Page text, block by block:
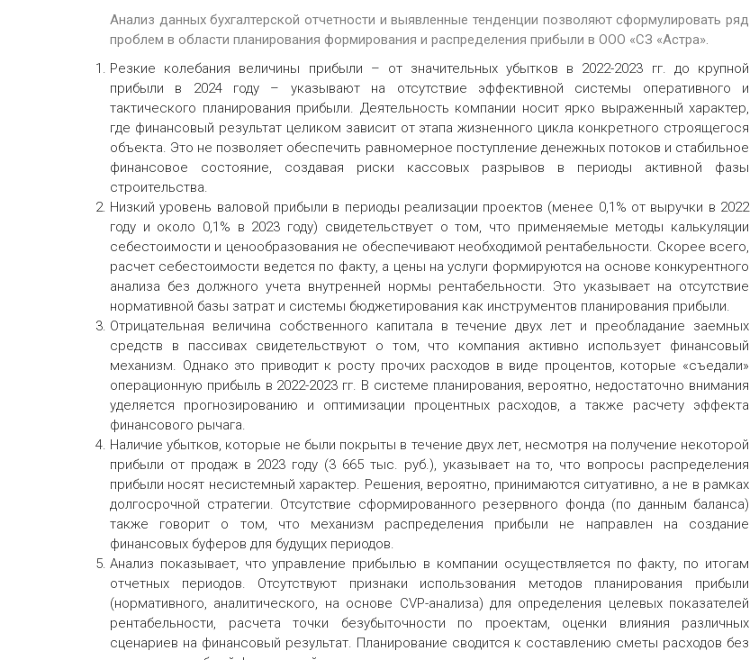
Анализ данных бухгалтерской отчетности и выявленные тенденции позволяют сформулировать ряд
проблем в области планирования формирования и распределения прибыли в ООО «СЗ «Астра».
Резкие колебания величины прибыли – от значительных убытков в 2022-2023 гг. до крупной
прибыли в 2024 году – указывают на отсутствие эффективной системы оперативного и
тактического планирования прибыли. Деятельность компании носит ярко выраженный характер,
где финансовый результат целиком зависит от этапа жизненного цикла конкретного строящегося
объекта. Это не позволяет обеспечить равномерное поступление денежных потоков и стабильное
финансовое состояние, создавая риски кассовых разрывов в периоды активной фазы
строительства.
Низкий уровень валовой прибыли в периоды реализации проектов (менее 0,1% от выручки в 2022
году и около 0,1% в 2023 году) свидетельствует о том, что применяемые методы калькуляции
себестоимости и ценообразования не обеспечивают необходимой рентабельности. Скорее всего,
расчет себестоимости ведется по факту, а цены на услуги формируются на основе конкурентного
анализа без должного учета внутренней нормы рентабельности. Это указывает на отсутствие
нормативной базы затрат и системы бюджетирования как инструментов планирования прибыли.
Отрицательная величина собственного капитала в течение двух лет и преобладание заемных
средств в пассивах свидетельствуют о том, что компания активно использует финансовый
механизм. Однако это приводит к росту прочих расходов в виде процентов, которые «съедали»
операционную прибыль в 2022-2023 гг. В системе планирования, вероятно, недостаточно внимания
уделяется прогнозированию и оптимизации процентных расходов, а также расчету эффекта
финансового рычага.
Наличие убытков, которые не были покрыты в течение двух лет, несмотря на получение некоторой
прибыли от продаж в 2023 году (3 665 тыс. руб.), указывает на то, что вопросы распределения
прибыли носят несистемный характер. Решения, вероятно, принимаются ситуативно, а не в рамках
долгосрочной стратегии. Отсутствие сформированного резервного фонда (по данным баланса)
также говорит о том, что механизм распределения прибыли не направлен на создание
финансовых буферов для будущих периодов.
Анализ показывает, что управление прибылью в компании осуществляется по факту, по итогам
отчетных периодов. Отсутствуют признаки использования методов планирования прибыли
(нормативного, аналитического, на основе CVP-анализа) для определения целевых показателей
рентабельности, расчета точки безубыточности по проектам, оценки влияния различных
сценариев на финансовый результат. Планирование сводится к составлению сметы расходов без